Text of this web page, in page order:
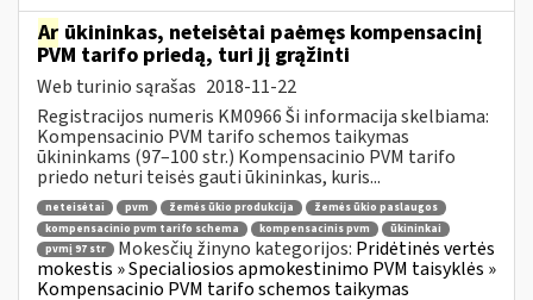
Ar ūkininkas, neteisėtai paėmęs kompensacinį
PVM tarifo priedą, turi jį grąžinti
Web turinio sąrašas 2018-11-22
Registracijos numeris KM0966 Ši informacija skelbiama:
Kompensacinio PVM tarifo schemos taikymas
ūkininkams (97–100 str.) Kompensacinio PVM tarifo
priedo neturi teisės gauti ūkininkas, kuris...
neteisėtai pvm žemės ūkio produkcija
žemės ūkio paslaugos
kompensacinio pvm tarifo schema
kompensacinis pvm
ūkininkai
pvmį 97 str
Mokesčių žinyno kategorijos: Pridėtinės vertės
mokestis » Specialiosios apmokestinimo PVM taisyklės »
Kompensacinio PVM tarifo schemos taikymas